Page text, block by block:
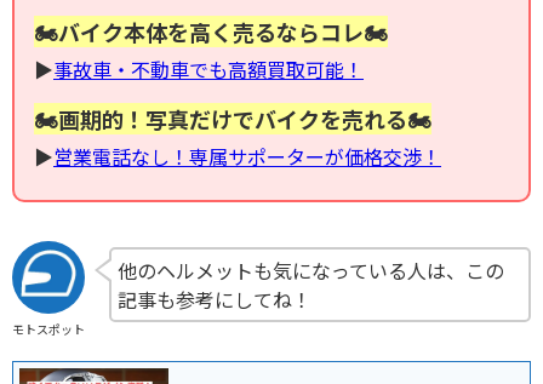
🏍バイク本体を高く売るならコレ🏍
▶︎事故車・不動車でも高額買取可能！
🏍画期的！写真だけでバイクを売れる🏍
▶︎営業電話なし！専属サポーターが価格交渉！
モトスポット
他のヘルメットも気になっている人は、この
記事も参考にしてね！